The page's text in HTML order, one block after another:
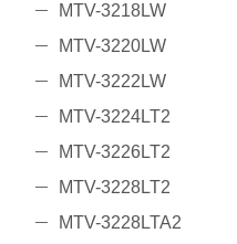
MTV-3218LW
MTV-3220LW
MTV-3222LW
MTV-3224LT2
MTV-3226LT2
MTV-3228LT2
MTV-3228LTA2